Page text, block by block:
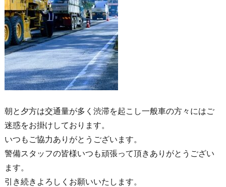
朝と夕方は交通量が多く渋滞を起こし一般車の方々にはご
迷惑をお掛けしております。
いつもご協力ありがとうございます。
警備スタッフの皆様いつも頑張って頂きありがとうござい
ます。
引き続きよろしくお願いいたします。